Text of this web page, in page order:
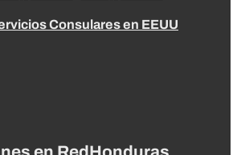
Consulares en EEUU